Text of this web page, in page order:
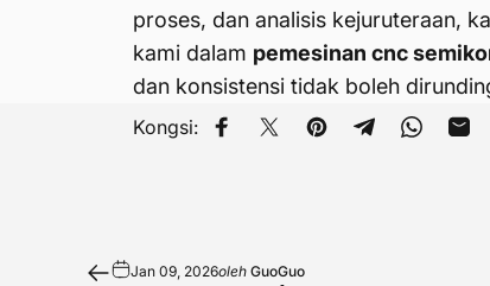
proses, dan analisis kejuruteraan,
kami dalam pemesinan cnc
dan konsistensi tidak boleh
Kongsi: Kongsi di Facebook
Kongsi di XSematkan pada
Kongsi diKongsi
Jan 09, 2026oleh GuoGuo